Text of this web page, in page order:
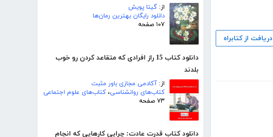
از: گیتا پویش
دانلود رایگان بهترین رمان‌ها
۱۰۷ صفحه
دانلود کتاب 15 راز افرادی که متقاعد کردن رو خوب
بلدند
از: آکادمی مجازی باور مثبت
کتاب‌های روانشناسی، کتاب‌های علوم اجتماعی
۷۳ صفحه
دانلود کتاب قدرت عادت: چرایی کارهایی که انجام
دریافت از کتابراه